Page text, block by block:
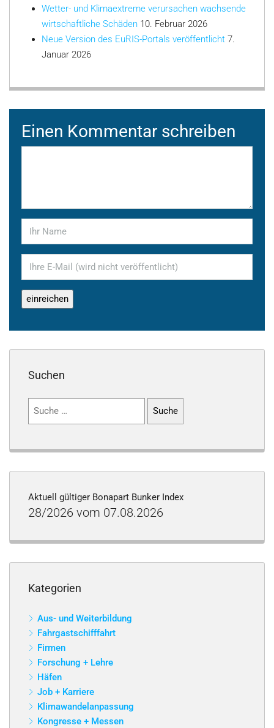
Wetter- und Klimaextreme verursachen wachsende
wirtschaftliche Schäden 10. Februar 2026
Neue Version des EuRIS-Portals veröffentlicht 7.
Januar 2026
Einen Kommentar schreiben
Suchen
Suchen
Aktuell gültiger Bonapart Bunker Index
28/2026 vom 07.08.2026
Kategorien
Aus- und Weiterbildung
Fahrgastschifffahrt
Firmen
Forschung + Lehre
Häfen
Job + Karriere
Klimawandelanpassung
Kongresse + Messen